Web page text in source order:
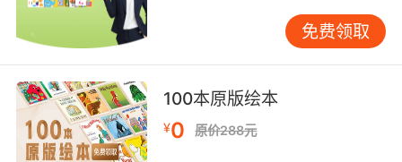
在英语发音学习的时候，一定不要怕犯错，有时
候就是因为孩子们怕出错，反而犯错的几率会更
高。犯错并不可怕，可怕的是怕犯错的心里，因
为错误可以改正，只要通过不断的练习就可以变
得更好，而心里的恐惧是很难克服的。
美式英语发音的特点
免费领取
100本原版绘本
¥0 原价288元